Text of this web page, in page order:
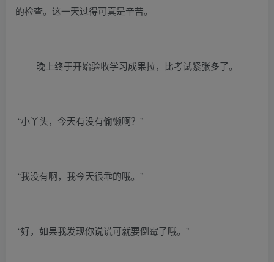
的检查。这一天过得可真是辛苦。
晚上终于开始验收学习成果拉，比考试紧张多了。
“小丫头，今天有没有偷懒啊？”
“我没有啊，我今天很乖的哦。”
“好，如果我发现你说谎可就要倒霉了哦。”